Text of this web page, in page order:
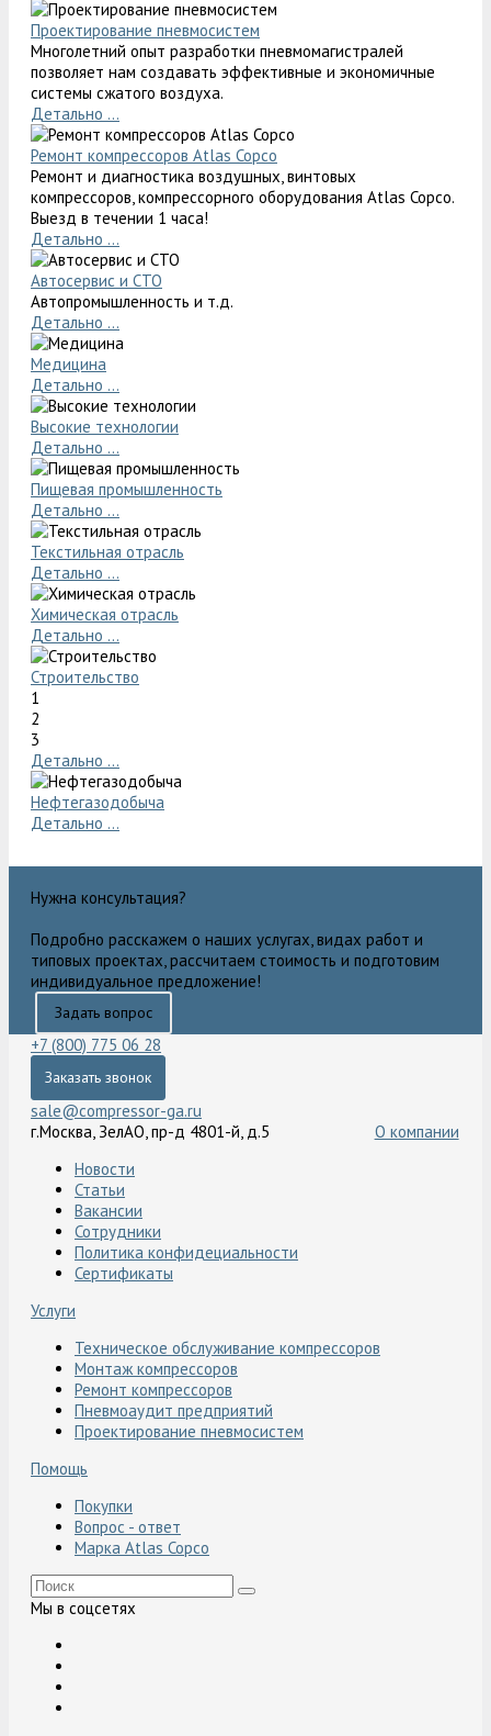
Проектирование пневмосистем
Многолетний опыт разработки пневмомагистралей
позволяет нам создавать эффективные и экономичные
системы сжатого воздуха.
Детально ...
Ремонт компрессоров Atlas Copco
Ремонт и диагностика воздушных, винтовых
компрессоров, компрессорного оборудования Atlas Copco.
Выезд в течении 1 часа!
Детально ...
Автосервис и СТО
Автопромышленность и т.д.
Детально ...
Медицина
Детально ...
Высокие технологии
Детально ...
Пищевая промышленность
Детально ...
Текстильная отрасль
Детально ...
Химическая отрасль
Детально ...
Строительство
1
2
3
Детально ...
Нефтегазодобыча
Детально ...
Нужна консультация?
Подробно расскажем о наших услугах, видах работ и
типовых проектах, рассчитаем стоимость и подготовим
индивидуальное предложение!
Задать вопрос
+7 (800) 775 06 28
Заказать звонок
sale@compressor-ga.ru
г.Москва, ЗелАО, пр-д 4801-й, д.5
О компании
Новости
Статьи
Вакансии
Сотрудники
Политика конфидециальности
Сертификаты
Услуги
Техническое обслуживание компрессоров
Монтаж компрессоров
Ремонт компрессоров
Пневмоаудит предприятий
Проектирование пневмосистем
Помощь
Покупки
Вопрос - ответ
Марка Atlas Copco
Мы в соцсетях